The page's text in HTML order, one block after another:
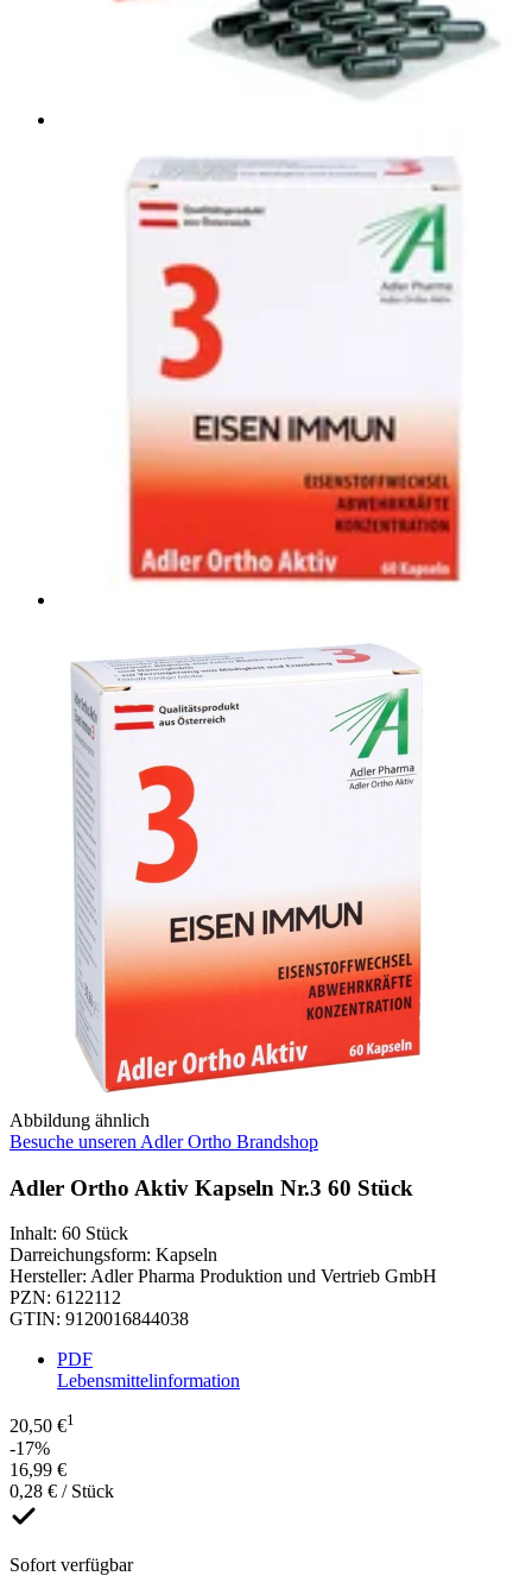
Abbildung ähnlich
Besuche unseren Adler Ortho Brandshop
Adler Ortho Aktiv Kapseln Nr.3 60 Stück
Inhalt: 60 Stück
Darreichungsform: Kapseln
Hersteller: Adler Pharma Produktion und Vertrieb GmbH
PZN: 6122112
GTIN: 9120016844038
PDF
Lebensmittelinformation
20,50 €1
-17%
16,99 €
0,28 € / Stück
Sofort verfügbar